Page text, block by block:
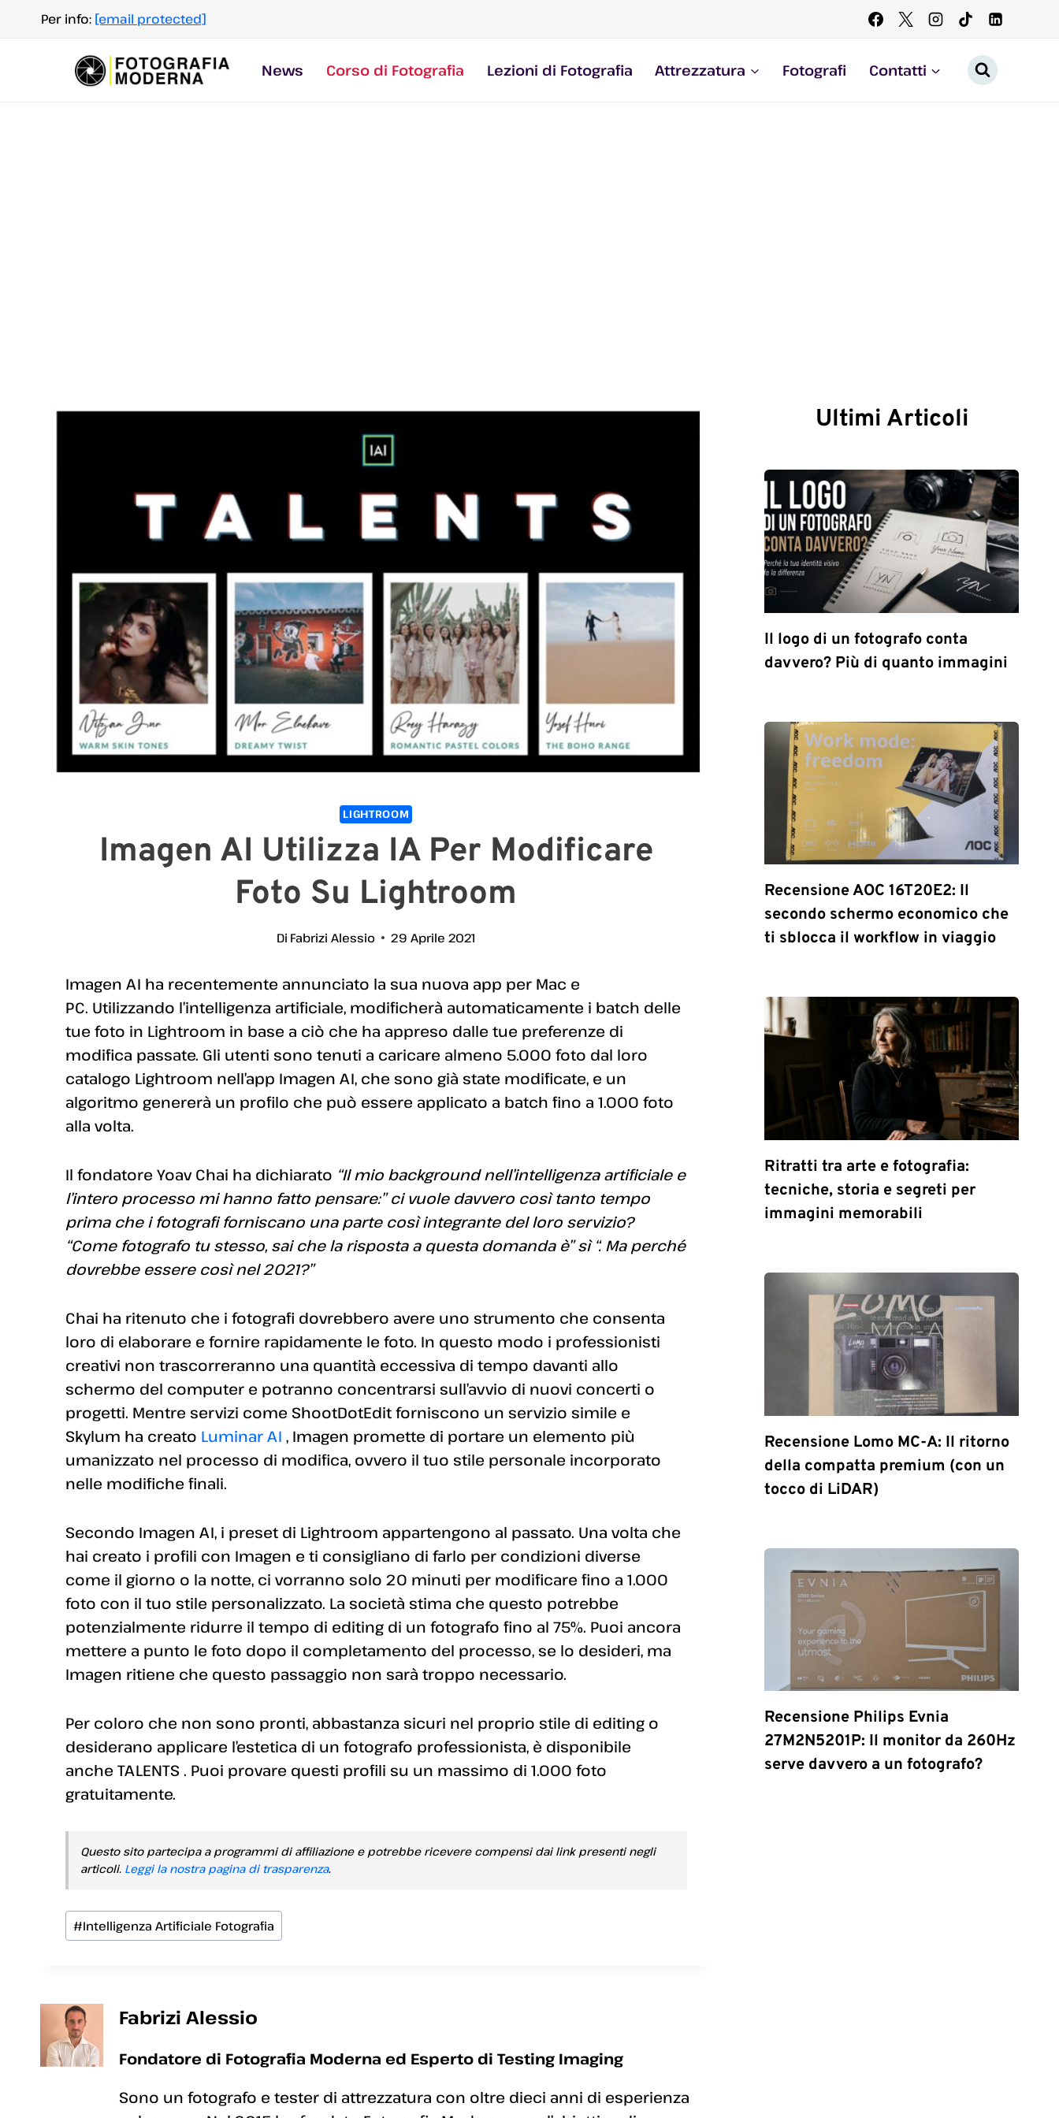
contenuto
Per info: [email protected]
News Corso di Fotografia Lezioni di Fotografia Attrezzatura Fotografi Contatti
LIGHTROOM
Imagen AI Utilizza IA Per Modificare
Foto Su Lightroom
Di Fabrizi Alessio 29 Aprile 2021
Imagen AI ha recentemente annunciato la sua nuova app per Mac e
PC. Utilizzando l’intelligenza artificiale, modificherà automaticamente i batch delle
tue foto in Lightroom in base a ciò che ha appreso dalle tue preferenze di
modifica passate. Gli utenti sono tenuti a caricare almeno 5.000 foto dal loro
catalogo Lightroom nell’app Imagen AI, che sono già state modificate, e un
algoritmo genererà un profilo che può essere applicato a batch fino a 1.000 foto
alla volta.
Il fondatore Yoav Chai ha dichiarato “Il mio background nell’intelligenza artificiale e
l’intero processo mi hanno fatto pensare:” ci vuole davvero così tanto tempo
prima che i fotografi forniscano una parte così integrante del loro servizio?
“Come fotografo tu stesso, sai che la risposta a questa domanda è” sì “. Ma perché
dovrebbe essere così nel 2021?”
Chai ha ritenuto che i fotografi dovrebbero avere uno strumento che consenta
loro di elaborare e fornire rapidamente le foto. In questo modo i professionisti
creativi non trascorreranno una quantità eccessiva di tempo davanti allo
schermo del computer e potranno concentrarsi sull’avvio di nuovi concerti o
progetti. Mentre servizi come ShootDotEdit forniscono un servizio simile e
Skylum ha creato Luminar AI , Imagen promette di portare un elemento più
umanizzato nel processo di modifica, ovvero il tuo stile personale incorporato
nelle modifiche finali.
Secondo Imagen AI, i preset di Lightroom appartengono al passato. Una volta che
hai creato i profili con Imagen e ti consigliano di farlo per condizioni diverse
come il giorno o la notte, ci vorranno solo 20 minuti per modificare fino a 1.000
foto con il tuo stile personalizzato. La società stima che questo potrebbe
potenzialmente ridurre il tempo di editing di un fotografo fino al 75%. Puoi ancora
mettere a punto le foto dopo il completamento del processo, se lo desideri, ma
Imagen ritiene che questo passaggio non sarà troppo necessario.
Per coloro che non sono pronti, abbastanza sicuri nel proprio stile di editing o
desiderano applicare l’estetica di un fotografo professionista, è disponibile
anche TALENTS . Puoi provare questi profili su un massimo di 1.000 foto
gratuitamente.
Questo sito partecipa a programmi di affiliazione e potrebbe ricevere compensi dai link presenti negli
articoli. Leggi la nostra pagina di trasparenza.
Tag
articolo:
#Intelligenza Artificiale Fotografia
Fabrizi Alessio
Fondatore di Fotografia Moderna ed Esperto di Testing Imaging
Sono un fotografo e tester di attrezzatura con oltre dieci anni di esperienza
Ultimi Articoli
Il logo di un fotografo conta
davvero? Più di quanto immagini
Recensione AOC 16T20E2: Il
secondo schermo economico che
ti sblocca il workflow in viaggio
Ritratti tra arte e fotografia:
tecniche, storia e segreti per
immagini memorabili
Recensione Lomo MC-A: Il ritorno
della compatta premium (con un
tocco di LiDAR)
Recensione Philips Evnia
27M2N5201P: Il monitor da 260Hz
serve davvero a un fotografo?